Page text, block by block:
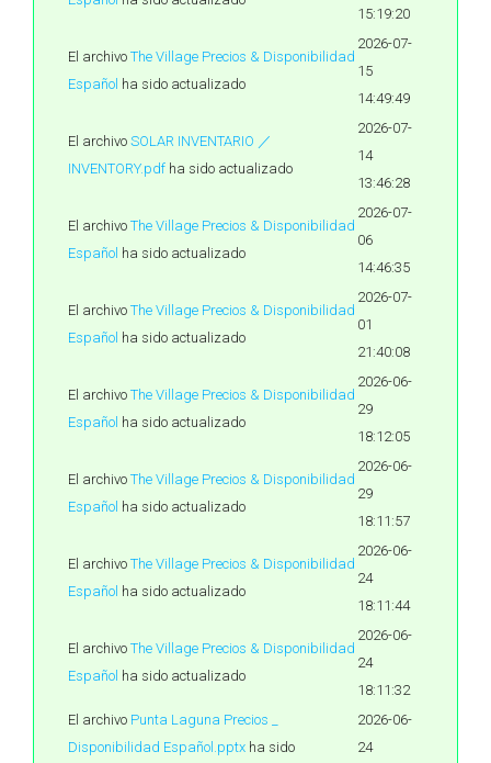
15:19:20
El archivo The Village Precios & Disponibilidad
Español ha sido actualizado
2026-07-
15
14:49:49
El archivo SOLAR INVENTARIO ／
INVENTORY.pdf ha sido actualizado
2026-07-
14
13:46:28
El archivo The Village Precios & Disponibilidad
Español ha sido actualizado
2026-07-
06
14:46:35
El archivo The Village Precios & Disponibilidad
Español ha sido actualizado
2026-07-
01
21:40:08
El archivo The Village Precios & Disponibilidad
Español ha sido actualizado
2026-06-
29
18:12:05
El archivo The Village Precios & Disponibilidad
Español ha sido actualizado
2026-06-
29
18:11:57
El archivo The Village Precios & Disponibilidad
Español ha sido actualizado
2026-06-
24
18:11:44
El archivo The Village Precios & Disponibilidad
Español ha sido actualizado
2026-06-
24
18:11:32
El archivo Punta Laguna Precios _
Disponibilidad Español.pptx ha sido
2026-06-
24